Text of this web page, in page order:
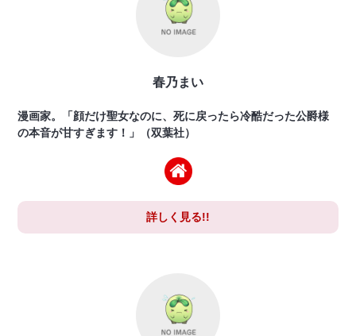
春乃まい
漫画家。「顔だけ聖女なのに、死に戻ったら冷酷だった公爵様
の本音が甘すぎます！」（双葉社）
詳しく見る!!